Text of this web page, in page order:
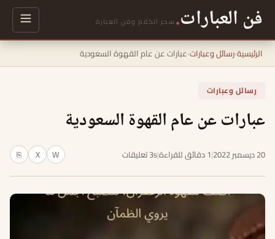
فن العبارات. سحر الكلام وفن العبارة
الرئيسية›رسائل وعبارات›عبارات عن عام القهوة السعودية
رسائل وعبارات
عبارات عن عام القهوة السعودية
20 ديسمبر 2022 |1 دقائق للقراءة |3s تعليقات W
X
⎘